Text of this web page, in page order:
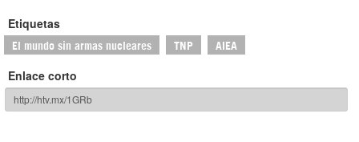
Etiquetas
El mundo sin armas nucleares TNP AIEA
Enlace corto